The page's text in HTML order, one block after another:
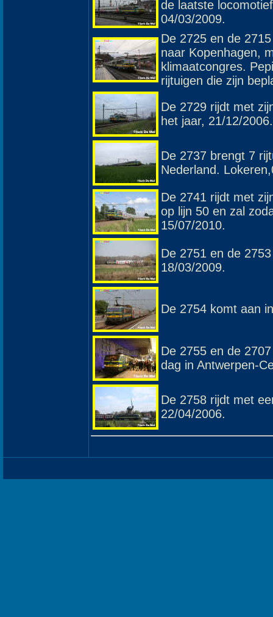
de laatste
04/03/2009.
De 2725 en de
naar Kopenhagen,
klimaatcongres.
rijtuigen die zijn
De 2729 rijdt met
het jaar, 21/12/2006.
De 2737 brengt 7
Nederland.
De 2741 rijdt met
op lijn 50 en zal
15/07/2010.
De 2751 en de
18/03/2009.
De 2754 komt aan
De 2755 en de
dag in Antwerpen-
De 2758 rijdt met
22/04/2006.